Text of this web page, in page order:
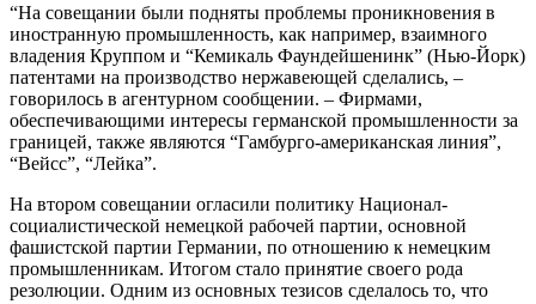
“На совещании были подняты проблемы проникновения в
иностранную промышленность, как например, взаимного
владения Круппом и “Кемикаль Фаундейшенинк” (Нью-Йорк)
патентами на производство нержавеющей сделались, –
говорилось в агентурном сообщении. – Фирмами,
обеспечивающими интересы германской промышленности за
границей, также являются “Гамбурго-американская линия”,
“Вейсс”, “Лейка”.
На втором совещании огласили политику Национал-
социалистической немецкой рабочей партии, основной
фашистской партии Германии, по отношению к немецким
промышленникам. Итогом стало принятие своего рода
резолюции. Одним из основных тезисов сделалось то, что